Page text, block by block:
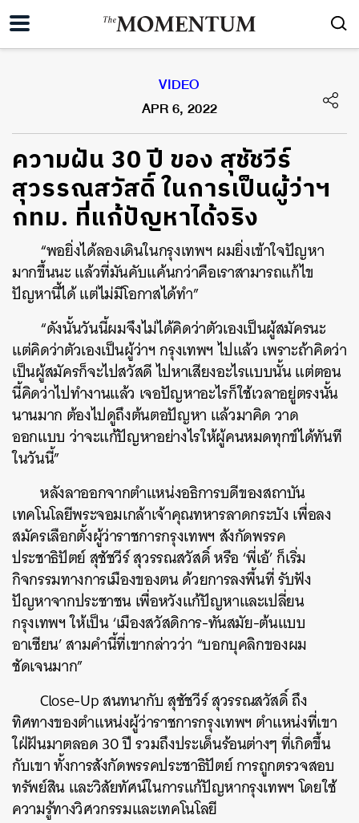
VIDEO
APR 6, 2022
ความฝัน 30 ปี ของ สุชัชวีร์
สุวรรณสวัสดิ์ ในการเป็นผู้ว่าฯ
กทม. ที่แก้ปัญหาได้จริง
“พอยิ่งได้ลองเดินในกรุงเทพฯ ผมยิ่งเข้าใจปัญหา
มากขึ้นนะ แล้วที่มันคับแค้นกว่าคือเราสามารถแก้ไข
ปัญหานี้ได้ แต่ไม่มีโอกาสได้ทำ”
“ดังนั้นวันนี้ผมจึงไม่ได้คิดว่าตัวเองเป็นผู้สมัครนะ
แต่คิดว่าตัวเองเป็นผู้ว่าฯ กรุงเทพฯ ไปแล้ว เพราะถ้าคิดว่า
เป็นผู้สมัครก็จะไปสวัสดี ไปหาเสียงอะไรแบบนั้น แต่ตอน
นี้คิดว่าไปทำงานแล้ว เจอปัญหาอะไรก็ใช้เวลาอยู่ตรงนั้น
นานมาก ต้องไปดูถึงต้นตอปัญหา แล้วมาคิด วาด
ออกแบบ ว่าจะแก้ปัญหาอย่างไรให้ผู้คนหมดทุกข์ได้ทันที
ในวันนี้”
หลังลาออกจากตำแหน่งอธิการบดีของสถาบัน
เทคโนโลยีพระจอมเกล้าเจ้าคุณทหารลาดกระบัง เพื่อลง
สมัครเลือกตั้งผู้ว่าราชการกรุงเทพฯ สังกัดพรรค
ประชาธิปัตย์ สุชัชวีร์ สุวรรณสวัสดิ์ หรือ ‘พี่เอ้’ ก็เริ่ม
กิจกรรมทางการเมืองของตน ด้วยการลงพื้นที่ รับฟัง
ปัญหาจากประชาชน เพื่อหวังแก้ปัญหาและเปลี่ยน
กรุงเทพฯ ให้เป็น ‘เมืองสวัสดิการ-ทันสมัย-ต้นแบบ
อาเซียน’ สามคำนี้ที่เขากล่าวว่า “บอกบุคลิกของผม
ชัดเจนมาก”
Close-Up สนทนากับ สุชัชวีร์ สุวรรณสวัสดิ์ ถึง
ทิศทางของตำแหน่งผู้ว่าราชการกรุงเทพฯ ตำแหน่งที่เขา
ใฝ่ฝันมาตลอด 30 ปี รวมถึงประเด็นร้อนต่างๆ ที่เกิดขึ้น
กับเขา ทั้งการสังกัดพรรคประชาธิปัตย์ การถูกตรวจสอบ
ทรัพย์สิน และวิสัยทัศน์ในการแก้ปัญหากรุงเทพฯ โดยใช้
ความรู้ทางวิศวกรรมและเทคโนโลยี